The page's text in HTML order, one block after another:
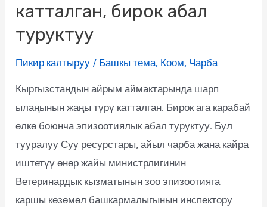
катталган, бирок абал
туруктуу
Пикир калтыруу / Башкы тема, Коом, Чарба
Кыргызстандын айрым аймактарында шарп
ылаңынын жаңы түрү катталган. Бирок ага карабай
өлкө боюнча эпизоотиялык абал туруктуу. Бул
тууралуу Суу ресурстары, айыл чарба жана кайра
иштетүү өнөр жайы министрлигинин
Ветеринардык кызматынын зоо эпизоотияга
каршы көзөмөл башкармалыгынын инспектору